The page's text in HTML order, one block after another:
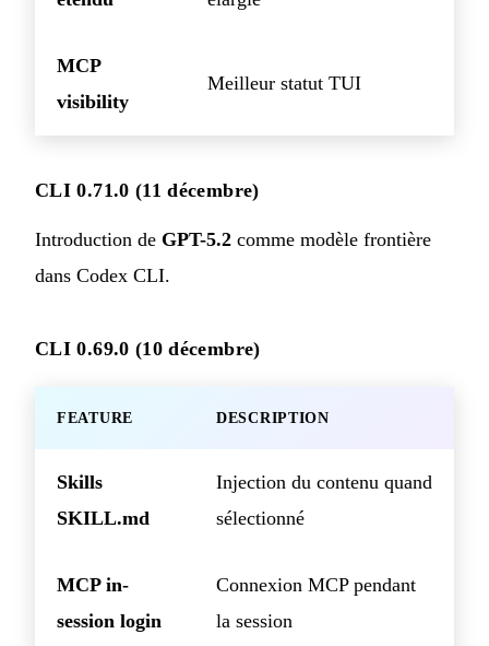
MCP
visibility
Meilleur statut TUI
CLI 0.71.0 (11 décembre)
Introduction de GPT-5.2 comme modèle frontière
dans Codex CLI.
CLI 0.69.0 (10 décembre)
FEATURE DESCRIPTION
Skills
SKILL.md
Injection du contenu quand
sélectionné
MCP in-
session login
Connexion MCP pendant
la session